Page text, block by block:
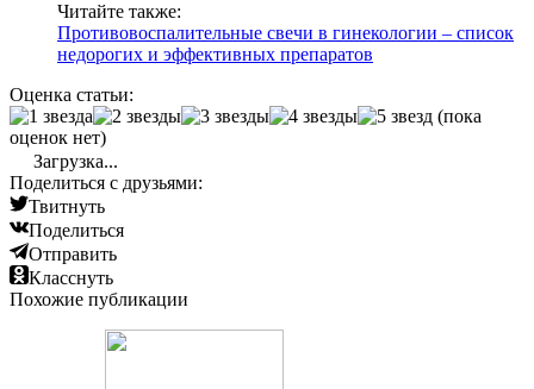
Читайте также:
Противовоспалительные свечи в гинекологии – список
недорогих и эффективных препаратов
Оценка статьи:
(пока
оценок нет)
Загрузка...
Поделиться с друзьями:
Твитнуть
Поделиться
Отправить
Класснуть
Похожие публикации